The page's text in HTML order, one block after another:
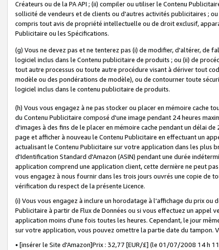
Créateurs ou de la PA API ; (ii) compiler ou utiliser le Contenu
sollicité de vendeurs et de clients ou d'autres activités publicitaires ;
compris tout avis de propriété intellectuelle ou de droit exclusif,
Publicitaire ou les Spécifications.
(g) Vous ne devez pas et ne tenterez pas (i) de modifier, d'altérer, de
logiciel inclus dans le Contenu publicitaire de produits ; ou (ii) de
tout autre processus ou toute autre procédure visant à dériver tout
modèle ou des pondérations de modèle), ou de contourner toute
logiciel inclus dans le contenu publicitaire de produits.
(h) Vous vous engagez à ne pas stocker ou placer en mémoire cache
du Contenu Publicitaire composé d'une image pendant 24 heures
d'images à des fins de le placer en mémoire cache pendant un délai
page et afficher à nouveau le Contenu Publicitaire en effectuant un
actualisant le Contenu Publicitaire sur votre application dans les plus
d'Identification Standard d'Amazon (ASIN) pendant une durée
application comprend une application client, cette dernière ne peut
vous engagez à nous fournir dans les trois jours ouvrés une copie de
vérification du respect de la présente Licence.
(i) Vous vous engagez à inclure un horodatage à l'affichage du prix
Publicitaire à partir de Flux de Données ou si vous effectuez un appel
application moins d'une fois toutes les heures. Cependant, le jour
sur votre application, vous pouvez omettre la partie date du tampon.
• [insérer le Site d'Amazon]Prix : 32,77 [EUR/£] (le 01/07/2008 14 h